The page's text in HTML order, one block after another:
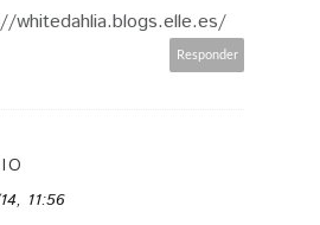
whitedahlia.blogs.elle.es/
Responder
11:56